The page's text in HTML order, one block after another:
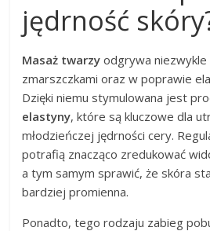
jędrność
Masaż twarzy odgrywa niezwykle
zmarszczkami oraz w poprawie
Dzięki niemu stymulowana jest
elastyny, które są kluczowe dla
młodzieńczej jędrności cery.
potrafią znacząco zredukować
a tym samym sprawić, że skóra
bardziej promienna.
Ponadto, tego rodzaju zabieg